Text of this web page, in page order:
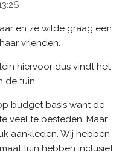
en ze wilde graag een
vrienden.
hiervoor dus vindt het
de tuin.
budget basis want de
veel te besteden. Maar
aankleden. Wij hebben
tuin hebben inclusief